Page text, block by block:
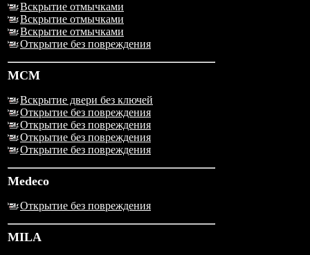
Вскрытие отмычками
Вскрытие отмычками
Вскрытие отмычками
Открытие без повреждения
MCM
Вскрытие двери без ключей
Открытие без повреждения
Открытие без повреждения
Открытие без повреждения
Открытие без повреждения
Medeco
Открытие без повреждения
MILA